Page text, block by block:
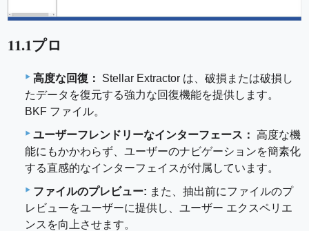
11.1プロ
高度な回復：
Stellar Extractor は、破損または破損し
たデータを復元する強力な回復機能を提供します。
BKF ファイル。
ユーザーフレンドリーなインターフェース： 高度な機
能にもかかわらず、ユーザーのナビゲーションを簡素化
する直感的なインターフェイスが付属しています。
ファイルのプレビュー: また、抽出前にファイルのプ
レビューをユーザーに提供し、ユーザー エクスペリエ
ンスを向上させます。